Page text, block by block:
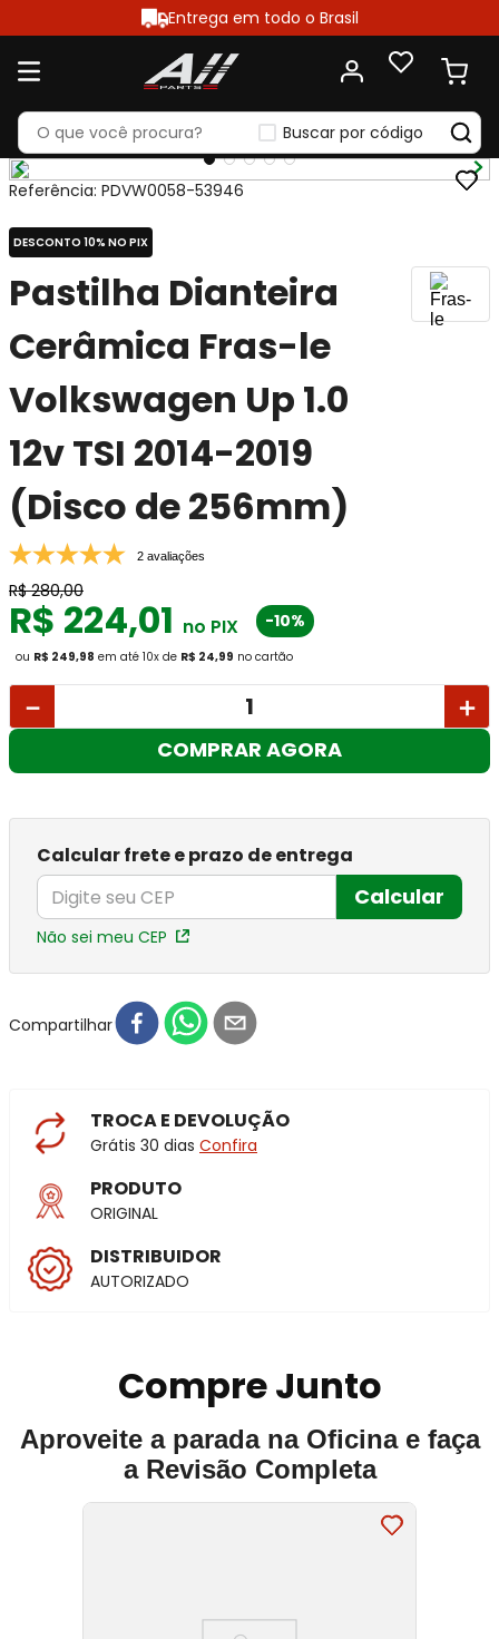
Entrega em todo o Brasil
Buscar por código
Referência: PDVW0058-53946
DESCONTO 10% NO PIX
Pastilha Dianteira
Cerâmica Fras-le
Volkswagen Up 1.0
12v TSI 2014-2019
(Disco de 256mm)
2 avaliações
R$ 280,00
R$ 224,01 no PIX -10%
ou R$ 249,98 em até 10x de R$ 24,99 no cartão
＋
－
COMPRAR AGORA
Calcular frete e prazo de entrega
Calcular
Não sei meu CEP
Compartilhar
TROCA E DEVOLUÇÃO
Grátis 30 dias Confira
PRODUTO
ORIGINAL
DISTRIBUIDOR
AUTORIZADO
Compre Junto
Aproveite a parada na Oficina e faça
a Revisão Completa